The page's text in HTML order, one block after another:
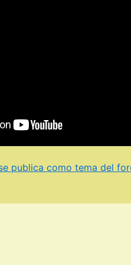
publica como tema del